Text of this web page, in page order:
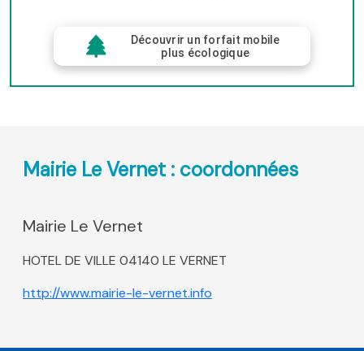
Découvrir un forfait mobile
plus écologique
Mairie Le Vernet : coordonnées
Mairie Le Vernet
HOTEL DE VILLE 04140 LE VERNET
http://www.mairie-le-vernet.info